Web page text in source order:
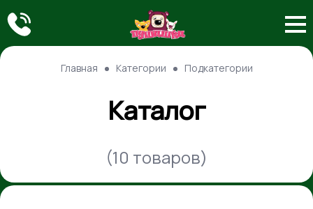
Главная Категории Подкатегории
Каталог
(10 товаров)